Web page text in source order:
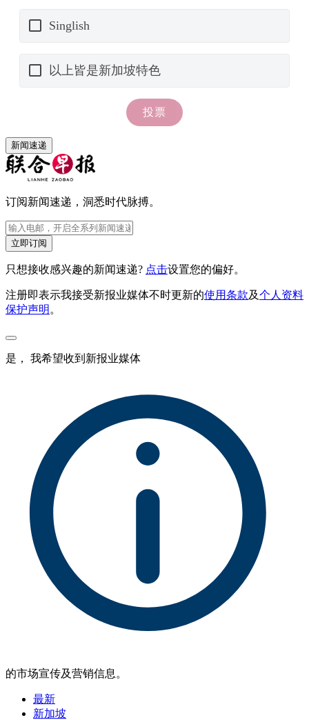
新闻速递
订阅新闻速递，洞悉时代脉搏。
立即订阅
只想接收感兴趣的新闻速递? 点击设置您的偏好。
注册即表示我接受新报业媒体不时更新的使用条款及个人资料
保护声明 。
是， 我希望收到新报业媒体
的市场宣传及营销信息。
最新
新加坡